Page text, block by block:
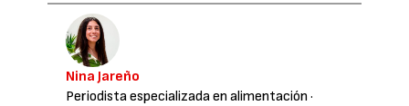
Nina Jareño
Periodista especializada en alimentación ·